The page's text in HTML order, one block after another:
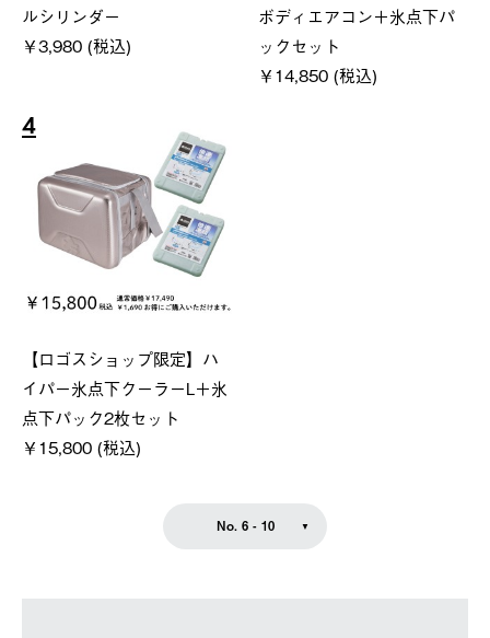
ルシリンダー
￥3,980 (税込)
ボディエアコン＋氷点下パ
ックセット
￥14,850 (税込)
4
【ロゴスショップ限定】ハ
イパー氷点下クーラーL＋氷
点下パック2枚セット
￥15,800 (税込)
No. 6 - 10